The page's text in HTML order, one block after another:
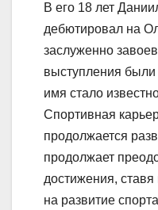
В его 18 лет
дебютировал на
заслуженно
выступления
имя стало
Спортивная
продолжается
продолжает
достижения,
на развитие